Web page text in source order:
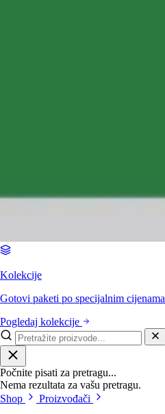
Kolekcije
Gotovi paketi po specijalnim cijenama
Pogledaj kolekcije
Počnite pisati za pretragu...
Nema rezultata za vašu pretragu.
Shop
Proizvođači